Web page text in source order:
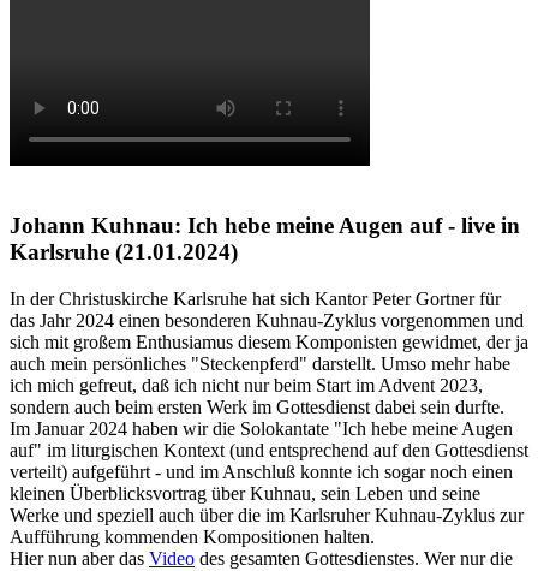
Johann Kuhnau: Ich hebe meine Augen auf - live in
Karlsruhe (21.01.2024)
In der Christuskirche Karlsruhe hat sich Kantor Peter Gortner für
das Jahr 2024 einen besonderen Kuhnau-Zyklus vorgenommen und
sich mit großem Enthusiamus diesem Komponisten gewidmet, der ja
auch mein persönliches "Steckenpferd" darstellt. Umso mehr habe
ich mich gefreut, daß ich nicht nur beim Start im Advent 2023,
sondern auch beim ersten Werk im Gottesdienst dabei sein durfte.
Im Januar 2024 haben wir die Solokantate "Ich hebe meine Augen
auf" im liturgischen Kontext (und entsprechend auf den Gottesdienst
verteilt) aufgeführt - und im Anschluß konnte ich sogar noch einen
kleinen Überblicksvortrag über Kuhnau, sein Leben und seine
Werke und speziell auch über die im Karlsruher Kuhnau-Zyklus zur
Aufführung kommenden Kompositionen halten.
Hier nun aber das Video des gesamten Gottesdienstes. Wer nur die